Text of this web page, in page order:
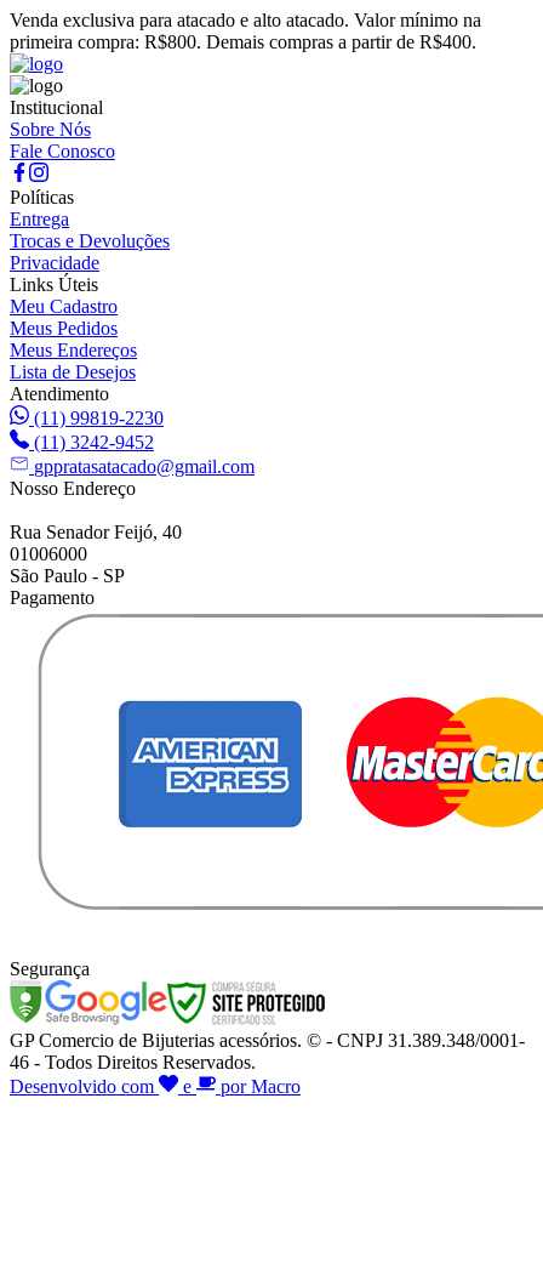
Venda exclusiva para atacado e alto atacado. Valor mínimo na
primeira compra: R$800. Demais compras a partir de R$400.
Institucional
Sobre Nós
Fale Conosco
Políticas
Entrega
Trocas e Devoluções
Privacidade
Links Úteis
Meu Cadastro
Meus Pedidos
Meus Endereços
Lista de Desejos
Atendimento
(11) 99819-2230
(11) 3242-9452
gppratasatacado@gmail.com
Nosso Endereço
Rua Senador Feijó, 40
01006000
São Paulo - SP
Pagamento
Segurança
GP Comercio de Bijuterias acessórios. © - CNPJ 31.389.348/0001-
46 - Todos Direitos Reservados.
Desenvolvido com
e por Macro